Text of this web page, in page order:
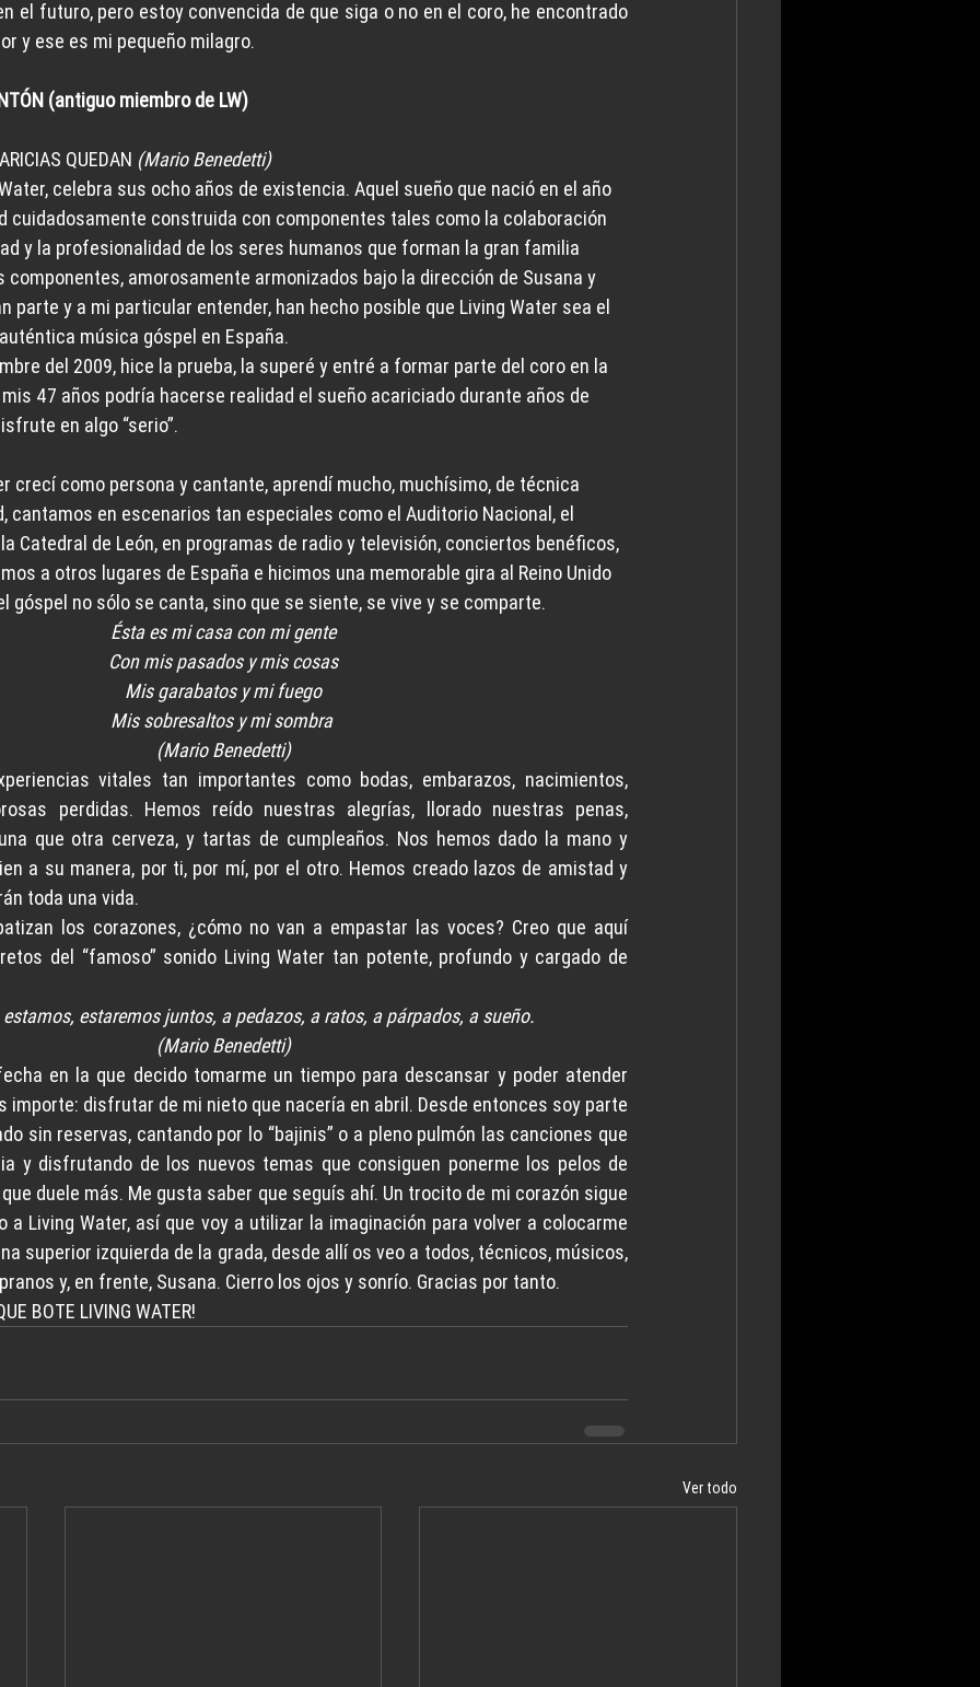
el futuro, pero estoy convencida de que siga o no en el coro, he encontrado
y ese es mi pequeño milagro.
(antiguo miembro de LW)
QUEDAN (Mario Benedetti)
celebra sus ocho años de existencia. Aquel sueño que nació en el año
cuidadosamente construida con componentes tales como la colaboración
y la profesionalidad de los seres humanos que forman la gran familia
componentes, amorosamente armonizados bajo la dirección de Susana y
parte y a mi particular entender, han hecho posible que Living Water sea el
música góspel en España.
del 2009, hice la prueba, la superé y entré a formar parte del coro en la
47 años podría hacerse realidad el sueño acariciado durante años de
en algo “serio”.
crecí como persona y cantante, aprendí mucho, muchísimo, de técnica
cantamos en escenarios tan especiales como el Auditorio Nacional, el
Catedral de León, en programas de radio y televisión, conciertos benéficos,
a otros lugares de España e hicimos una memorable gira al Reino Unido
góspel no sólo se canta, sino que se siente, se vive y se comparte.
Ésta es mi casa con mi gente
Con mis pasados y mis cosas
Mis garabatos y mi fuego
Mis sobresaltos y mi sombra
(Mario Benedetti)
vitales tan importantes como bodas, embarazos, nacimientos,
perdidas. Hemos reído nuestras alegrías, llorado nuestras penas,
que otra cerveza, y tartas de cumpleaños. Nos hemos dado la mano y
a su manera, por ti, por mí, por el otro. Hemos creado lazos de amistad y
toda una vida.
los corazones, ¿cómo no van a empastar las voces? Creo que aquí
del “famoso” sonido Living Water tan potente, profundo y cargado de
estaremos juntos, a pedazos, a ratos, a párpados, a sueño.
(Mario Benedetti)
en la que decido tomarme un tiempo para descansar y poder atender
importe: disfrutar de mi nieto que nacería en abril. Desde entonces soy parte
sin reservas, cantando por lo “bajinis” o a pleno pulmón las canciones que
y disfrutando de los nuevos temas que consiguen ponerme los pelos de
que duele más. Me gusta saber que seguís ahí. Un trocito de mi corazón sigue
a Living Water, así que voy a utilizar la imaginación para volver a colocarme
superior izquierda de la grada, desde allí os veo a todos, técnicos, músicos,
y, en frente, Susana. Cierro los ojos y sonrío. Gracias por tanto.
BOTE LIVING WATER!
Ver todo